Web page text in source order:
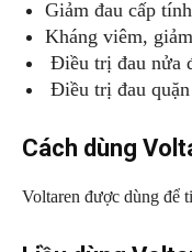
Giảm đau cấp
Kháng viêm,
Điều trị đau nửa
Điều trị đau
Cách dùng
Voltaren được dùng để